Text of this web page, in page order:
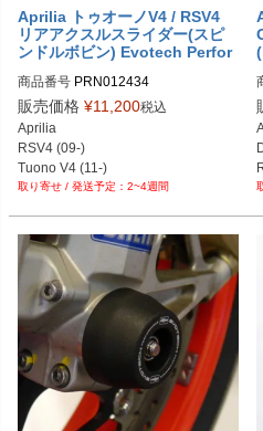
Aprilia トゥオーノV4 / RSV4
リアアクスルスライダー(スピ
ンドルボビン) Evotech Perfor
商品番号 PRN012434
PRN012434-01
PRN012434-02
PRN012434-03
PRN012434-04
PRN012434-05
PRN012434-07
PRN012434-08
PRN012434-09
PRN012434-10
PRN012434-11
PRN012434-12
PRN012434-13
PRN012434-14
PRN012434-15
PRN012434-16
PRN012434-17
販売価格 ¥11,200税込
Aprilia
RSV4 (09-)
Tuono V4 (11-)
2~4週間